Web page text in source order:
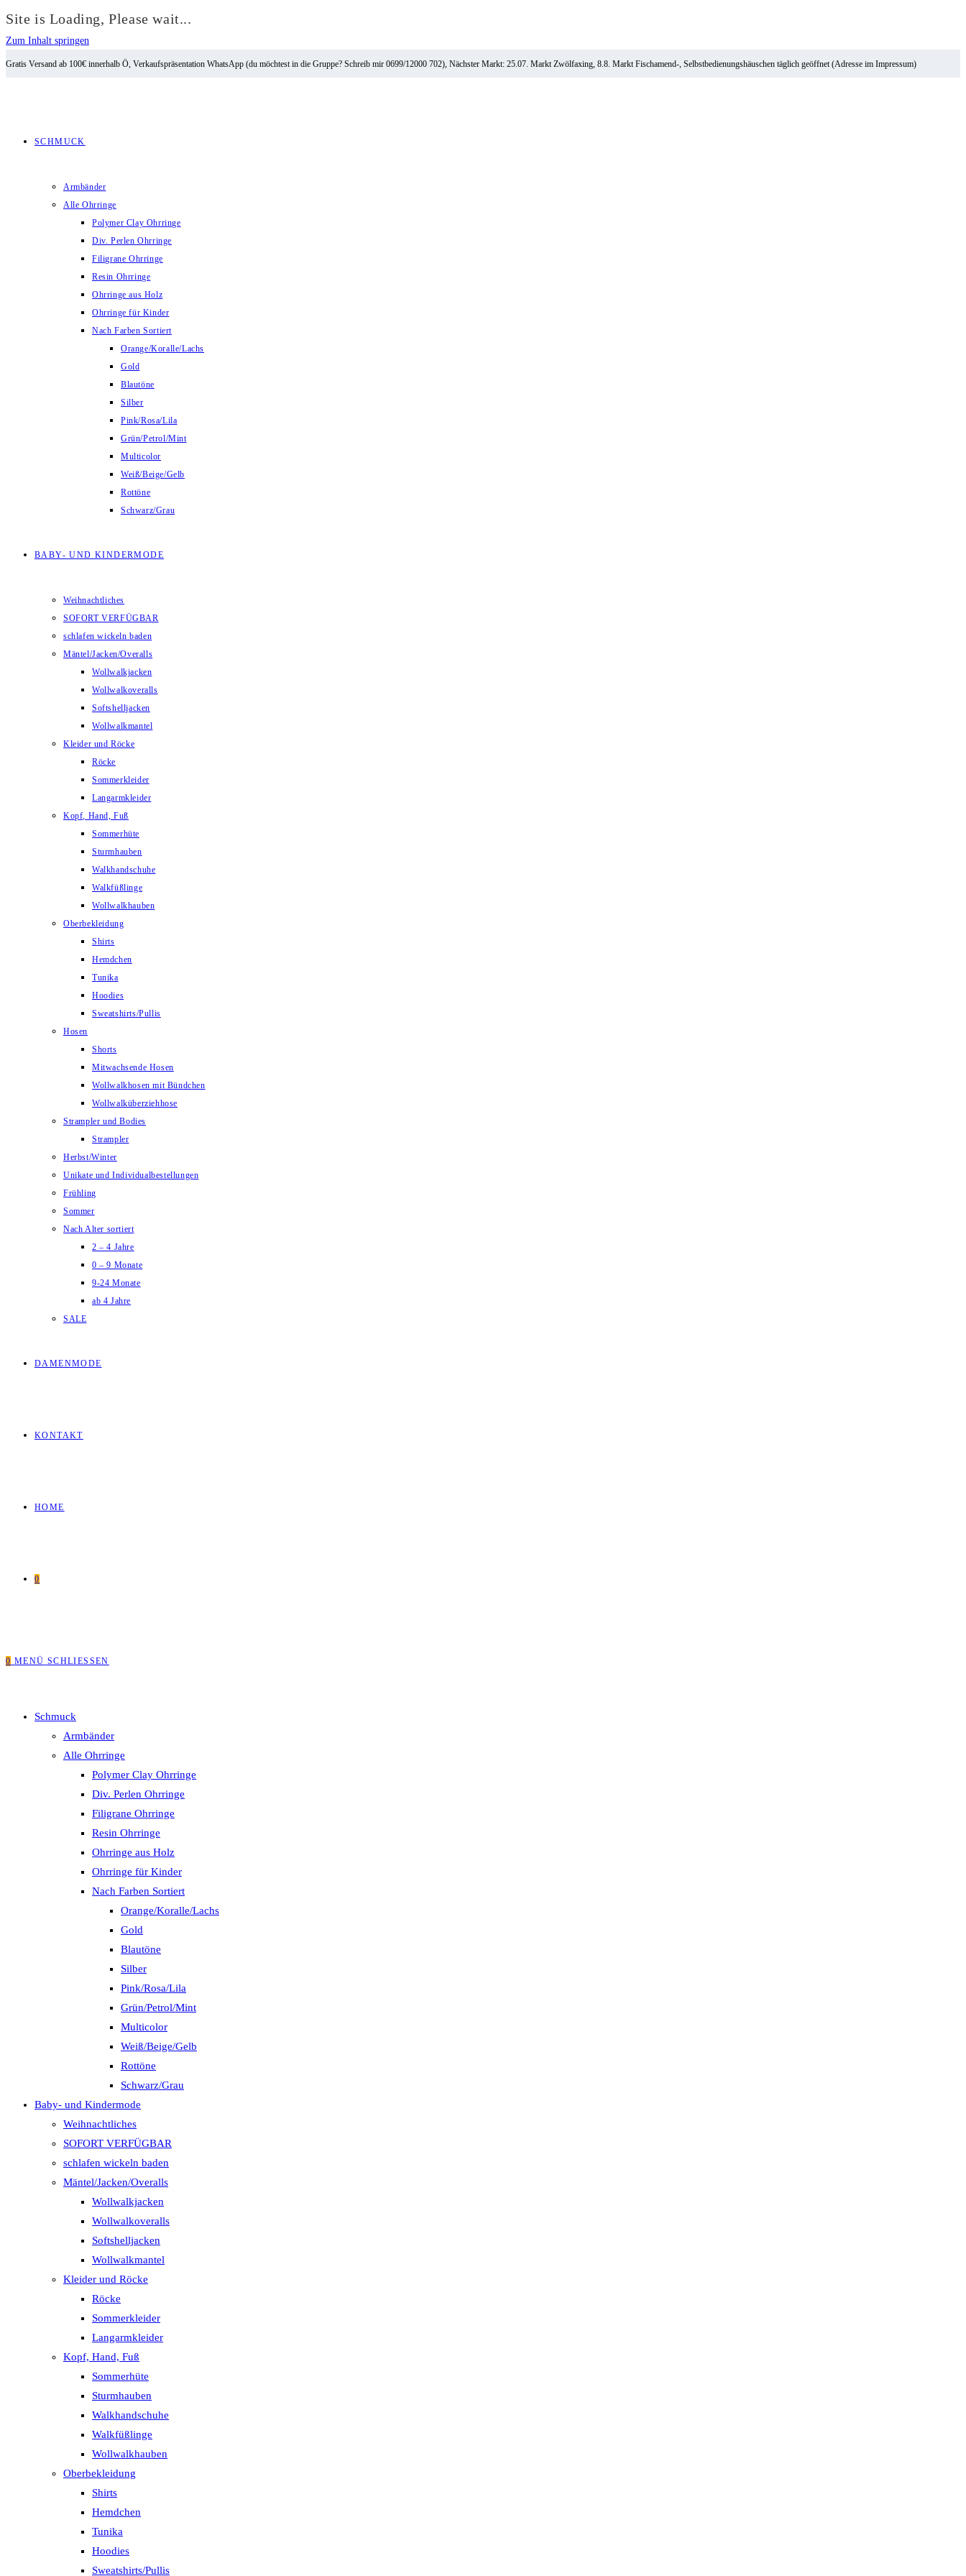
Site is Loading, Please wait...
Zum Inhalt springen
Gratis Versand ab 100€ innerhalb Ö, Verkaufspräsentation WhatsApp (du möchtest in die Gruppe? Schreib mir 0699/12000 702), Nächster Markt: 25.07. Markt Zwölfaxing, 8.8. Markt Fischamend-, Selbstbedienungshäuschen täglich geöffnet (Adresse im Impressum)
SCHMUCK
Armbänder
Alle Ohrringe
Polymer Clay Ohrringe
Div. Perlen Ohrringe
Filigrane Ohrringe
Resin Ohrringe
Ohrringe aus Holz
Ohrringe für Kinder
Nach Farben Sortiert
Orange/Koralle/Lachs
Gold
Blautöne
Silber
Pink/Rosa/Lila
Grün/Petrol/Mint
Multicolor
Weiß/Beige/Gelb
Rottöne
Schwarz/Grau
BABY- UND KINDERMODE
Weihnachtliches
SOFORT VERFÜGBAR
schlafen wickeln baden
Mäntel/Jacken/Overalls
Wollwalkjacken
Wollwalkoveralls
Softshelljacken
Wollwalkmantel
Kleider und Röcke
Röcke
Sommerkleider
Langarmkleider
Kopf, Hand, Fuß
Sommerhüte
Sturmhauben
Walkhandschuhe
Walkfüßlinge
Wollwalkhauben
Oberbekleidung
Shirts
Hemdchen
Tunika
Hoodies
Sweatshirts/Pullis
Hosen
Shorts
Mitwachsende Hosen
Wollwalkhosen mit Bündchen
Wollwalküberziehhose
Strampler und Bodies
Strampler
Herbst/Winter
Unikate und Individualbestellungen
Frühling
Sommer
Nach Alter sortiert
2 – 4 Jahre
0 – 9 Monate
9-24 Monate
ab 4 Jahre
SALE
DAMENMODE
KONTAKT
HOME
0
0 MENÜ SCHLIESSEN
Schmuck
Armbänder
Alle Ohrringe
Polymer Clay Ohrringe
Div. Perlen Ohrringe
Filigrane Ohrringe
Resin Ohrringe
Ohrringe aus Holz
Ohrringe für Kinder
Nach Farben Sortiert
Orange/Koralle/Lachs
Gold
Blautöne
Silber
Pink/Rosa/Lila
Grün/Petrol/Mint
Multicolor
Weiß/Beige/Gelb
Rottöne
Schwarz/Grau
Baby- und Kindermode
Weihnachtliches
SOFORT VERFÜGBAR
schlafen wickeln baden
Mäntel/Jacken/Overalls
Wollwalkjacken
Wollwalkoveralls
Softshelljacken
Wollwalkmantel
Kleider und Röcke
Röcke
Sommerkleider
Langarmkleider
Kopf, Hand, Fuß
Sommerhüte
Sturmhauben
Walkhandschuhe
Walkfüßlinge
Wollwalkhauben
Oberbekleidung
Shirts
Hemdchen
Tunika
Hoodies
Sweatshirts/Pullis